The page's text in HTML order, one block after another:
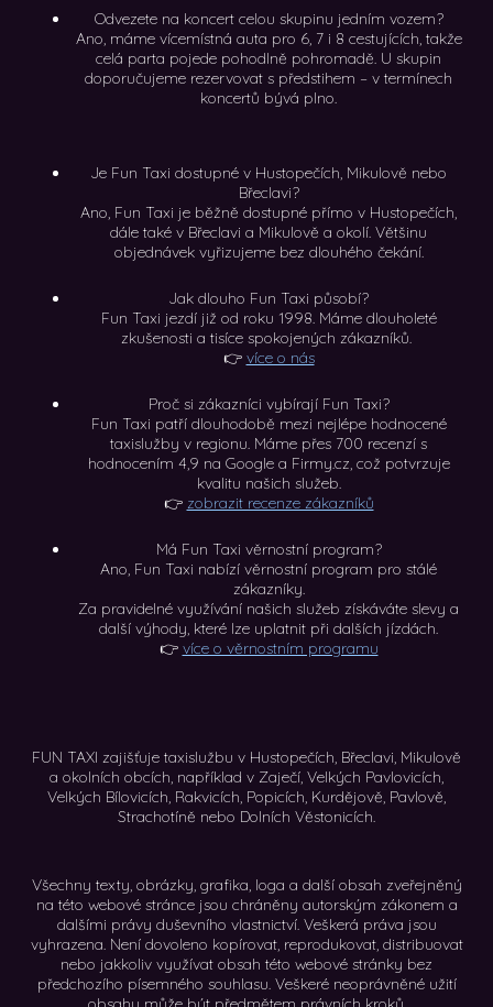
Odvezete na koncert celou skupinu jedním vozem?
Ano, máme vícemístná auta pro 6, 7 i 8 cestujících, takže
celá parta pojede pohodlně pohromadě. U skupin
doporučujeme rezervovat s předstihem – v termínech
koncertů bývá plno.
Je Fun Taxi dostupné v Hustopečích, Mikulově nebo
Břeclavi?
Ano, Fun Taxi je běžně dostupné přímo v Hustopečích,
dále také v Břeclavi a Mikulově a okolí. Většinu
objednávek vyřizujeme bez dlouhého čekání.
Jak dlouho Fun Taxi působí?
Fun Taxi jezdí již od roku 1998. Máme dlouholeté
zkušenosti a tisíce spokojených zákazníků.
👉 více o nás
Proč si zákazníci vybírají Fun Taxi?
Fun Taxi patří dlouhodobě mezi nejlépe hodnocené
taxislužby v regionu. Máme přes 700 recenzí s
hodnocením 4,9 na Google a Firmy.cz, což potvrzuje
kvalitu našich služeb.
👉 zobrazit recenze zákazníků
Má Fun Taxi věrnostní program?
Ano, Fun Taxi nabízí věrnostní program pro stálé
zákazníky.
Za pravidelné využívání našich služeb získáváte slevy a
další výhody, které lze uplatnit při dalších jízdách.
👉 více o věrnostním programu
FUN TAXI zajišťuje taxislužbu v Hustopečích, Břeclavi, Mikulově
a okolních obcích, například v Zaječí, Velkých Pavlovicích,
Velkých Bílovicích, Rakvicích, Popicích, Kurdějově, Pavlově,
Strachotíně nebo Dolních Věstonicích.
Všechny texty, obrázky, grafika, loga a další obsah zveřejněný
na této webové stránce jsou chráněny autorským zákonem a
dalšími právy duševního vlastnictví. Veškerá práva jsou
vyhrazena. Není dovoleno kopírovat, reprodukovat, distribuovat
nebo jakkoliv využívat obsah této webové stránky bez
předchozího písemného souhlasu. Veškeré neoprávněné užití